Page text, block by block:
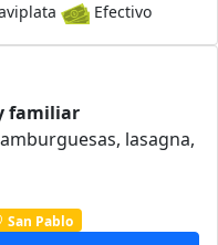
Efectivo
familiar
lasagna,
San Pablo